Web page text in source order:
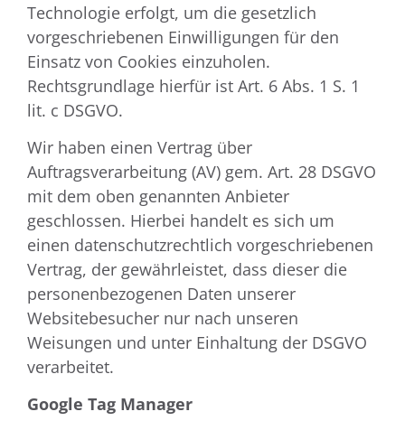
Technologie erfolgt, um die gesetzlich
vorgeschriebenen Einwilligungen für den
Einsatz von Cookies einzuholen.
Rechtsgrundlage hierfür ist Art. 6 Abs. 1 S. 1
lit. c DSGVO.
Wir haben einen Vertrag über
Auftragsverarbeitung (AV) gem. Art. 28 DSGVO
mit dem oben genannten Anbieter
geschlossen. Hierbei handelt es sich um
einen datenschutzrechtlich vorgeschriebenen
Vertrag, der gewährleistet, dass dieser die
personenbezogenen Daten unserer
Websitebesucher nur nach unseren
Weisungen und unter Einhaltung der DSGVO
verarbeitet.
Google Tag Manager